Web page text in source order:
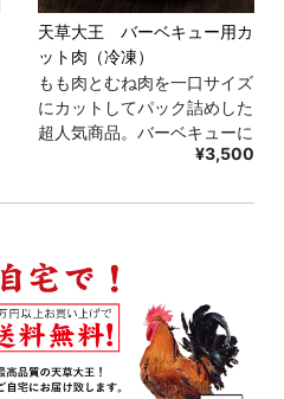
天草大王 バーベキュー用カ
ット肉（冷凍）
もも肉とむね肉を一口サイズ
にカットしてパック詰めした
超人気商品。バーベキューに
¥3,500